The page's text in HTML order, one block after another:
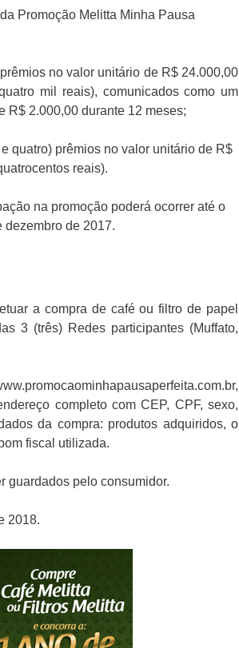
Promoção Melitta Minha Pausa
no valor unitário de R$ 24.000,00
mil reais), comunicados como um
R$ 2.000,00 durante 12 meses;
quatro) prêmios no valor unitário de R$
reais).
na promoção poderá ocorrer até o
dezembro de 2017.
a compra de café ou filtro de papel
3 (três) Redes participantes (Muffato,
completo com CEP, CPF, sexo,
da compra: produtos adquiridos, o
fiscal utilizada.
guardados pelo consumidor.
2018.